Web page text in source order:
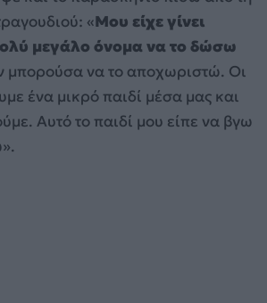
«Μου είχε γίνει
μεγάλο όνομα να το δώσω
μπορούσα να το αποχωριστώ. Οι
ένα μικρό παιδί μέσα μας και
Αυτό το παιδί μου είπε να βγω